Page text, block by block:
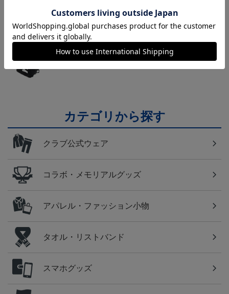
かお楽しみのシークレットグッズ！
横浜FM
日常にもF・マリノスを！普段使いにオススメのアイ
カテゴリから探す
クラブ公式ウェア
コラボ・メモリアルグッズ
アパレル・ファッション小物
タオル・リストバンド
スマホグッズ